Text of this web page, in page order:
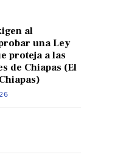
al
una Ley
proteja a las
de Chiapas (El